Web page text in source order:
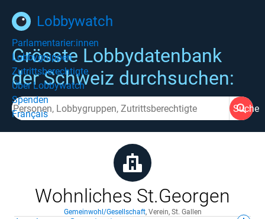
Lobbywatch
Parlamentarier:innen
Lobbygruppen
Zutrittsberechtigte
Über Lobbywatch
Spenden
Français
Grösste Lobbydatenbank
der Schweiz durchsuchen:
Suche
Wohnliches St.Georgen
Gemeinwohl/Gesellschaft, Verein, St. Gallen